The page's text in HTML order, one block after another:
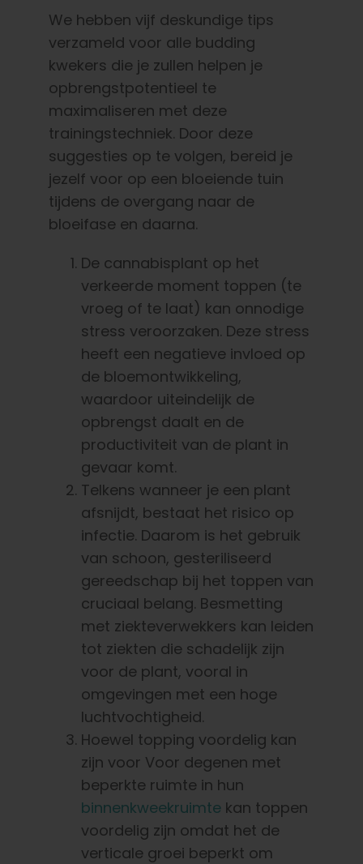
We hebben vijf deskundige tips
verzameld voor alle budding
kwekers die je zullen helpen je
opbrengstpotentieel te
maximaliseren met deze
trainingstechniek. Door deze
suggesties op te volgen, bereid je
jezelf voor op een bloeiende tuin
tijdens de overgang naar de
bloeifase en daarna.
De cannabisplant op het
verkeerde moment toppen (te
vroeg of te laat) kan onnodige
stress veroorzaken. Deze stress
heeft een negatieve invloed op
de bloemontwikkeling,
waardoor uiteindelijk de
opbrengst daalt en de
productiviteit van de plant in
gevaar komt.
Telkens wanneer je een plant
afsnijdt, bestaat het risico op
infectie. Daarom is het gebruik
van schoon, gesteriliseerd
gereedschap bij het toppen van
cruciaal belang. Besmetting
met ziekteverwekkers kan leiden
tot ziekten die schadelijk zijn
voor de plant, vooral in
omgevingen met een hoge
luchtvochtigheid.
Hoewel topping voordelig kan
zijn voor Voor degenen met
beperkte ruimte in hun
binnenkweekruimte kan toppen
voordelig zijn omdat het de
verticale groei beperkt om